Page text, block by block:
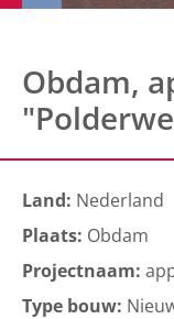
Obdam,
Land: Nederland
Plaats: Obdam
Projectnaam:
Type bouw: